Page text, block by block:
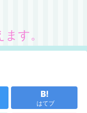
す。
はてブ